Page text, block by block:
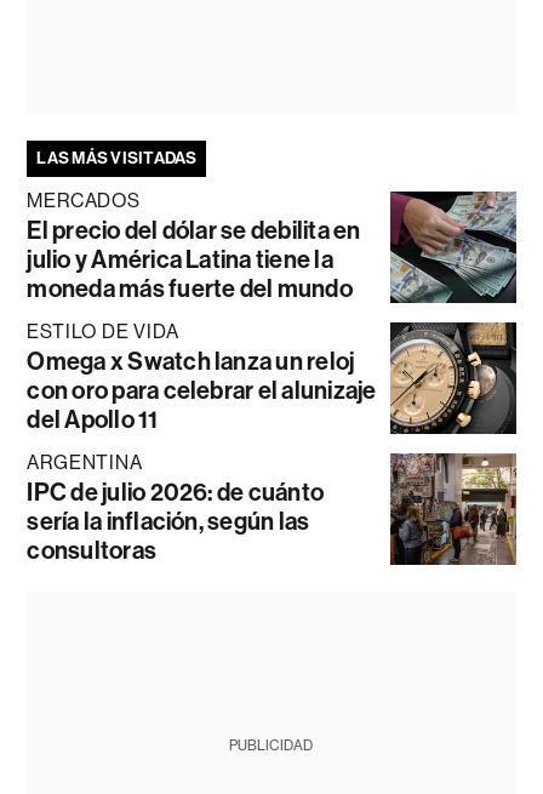
LAS MÁS VISITADAS
MERCADOS
El precio del dólar se debilita en
julio y América Latina tiene la
moneda más fuerte del mundo
ESTILO DE VIDA
Omega x Swatch lanza un reloj
con oro para celebrar el alunizaje
del Apollo 11
ARGENTINA
IPC de julio 2026: de cuánto
sería la inflación, según las
consultoras
PUBLICIDAD